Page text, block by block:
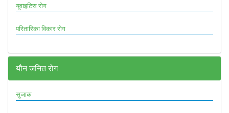
यूवाइटिस रोग
परितारिका विकार रोग
यौन जनित रोग
सुजाक